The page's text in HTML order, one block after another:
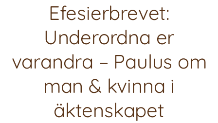
Efesierbrevet:
Underordna er
varandra – Paulus om
man & kvinna i
äktenskapet